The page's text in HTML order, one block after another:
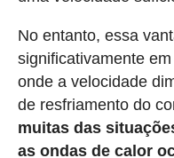
No entanto, essa
significativamente
onde a velocidade
de resfriamento do
muitas das
as ondas de calor